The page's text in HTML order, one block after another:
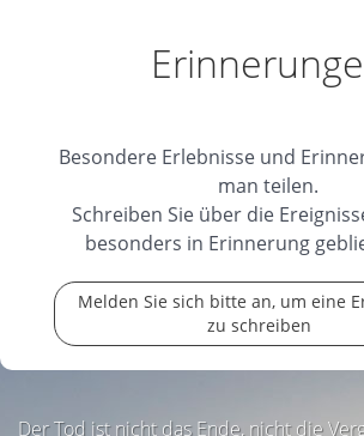
Besondere Erlebnisse und
man teilen.
Schreiben Sie über die
besonders in Erinnerung
Melden Sie sich bitte an, um eine
zu schreiben
Der Tod ist nicht das Ende, nicht die